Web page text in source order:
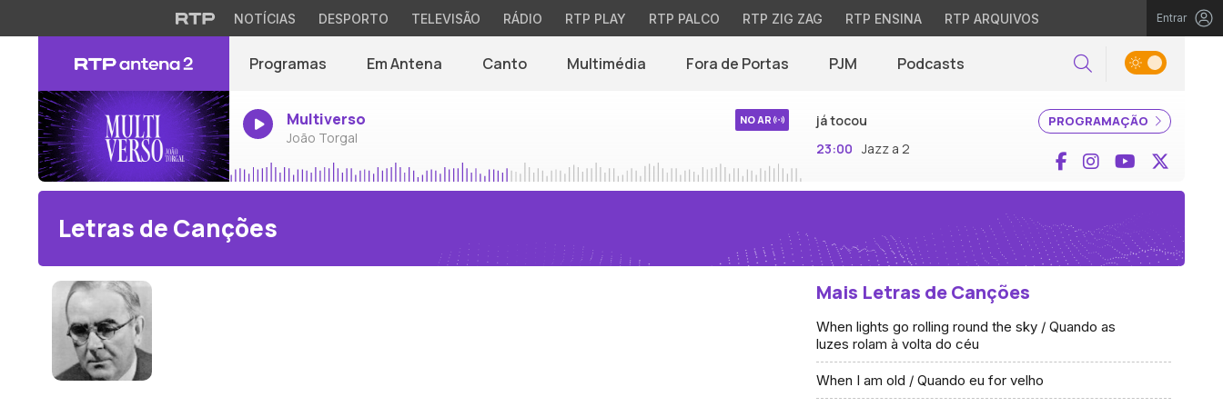
NOTÍCIAS DESPORTO TELEVISÃO RÁDIO RTP PLAY RTP PALCO RTP ZIG ZAG RTP ENSINA RTP ARQUIVOS Entrar
Programas Em Antena Canto Multimédia Fora de Portas PJM Podcasts Pesquisar
Multiverso
João Torgal
NO AR PROGRAMAÇÃO
já tocou
23:00 Jazz a 2 Facebook
InstagramYouTube
Letras de Canções
Mais Letras de Canções
When lights go rolling round the sky / Quando as
luzes rolam à volta do céu
When I am old / Quando eu for velho